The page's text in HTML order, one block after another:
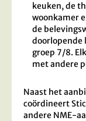
keuken, de
woonkamer
de
doorlopende
groep 7/8.
met andere
Naast het
coördineert
andere NME-